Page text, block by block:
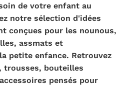
de votre enfant au
notre sélection d'idées
conçues pour les nounous,
assmats et
petite enfance. Retrouvez
trousses, bouteilles
pensés pour